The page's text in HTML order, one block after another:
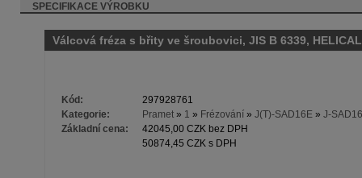
SPECIFIKACE VÝROBKU
Válcová fréza s břity ve šroubovici, JIS B 6339, HELICAL
Kód:
297928761
Kategorie:
Pramet » 1 » Frézování » J(T)-SAD16E » J-
Základní cena:
42045,00 CZK bez DPH
50874,45 CZK s DPH